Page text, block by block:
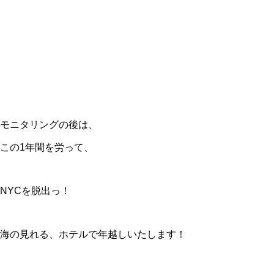
モニタリングの後は、
この1年間を労って、
NYCを脱出っ！
海の見れる、ホテルで年越しいたします！